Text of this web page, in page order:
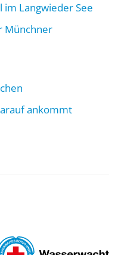
Langwieder See
Münchner
ankommt